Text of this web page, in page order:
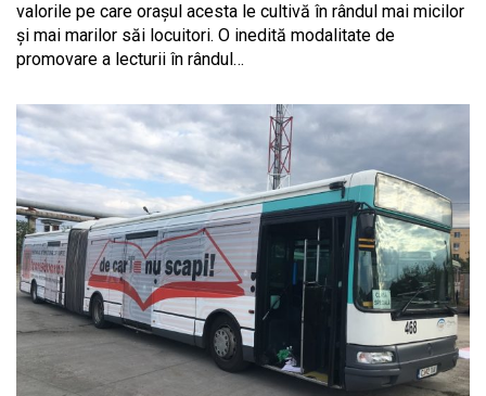
valorile pe care orașul acesta le cultivă în rândul mai micilor
și mai marilor săi locuitori. O inedită modalitate de
promovare a lecturii în rândul…